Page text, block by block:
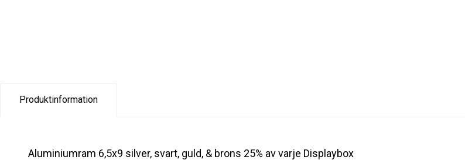
Produktinformation
Aluminiumram 6,5x9 silver, svart, guld, & brons 25% av varje Displaybox